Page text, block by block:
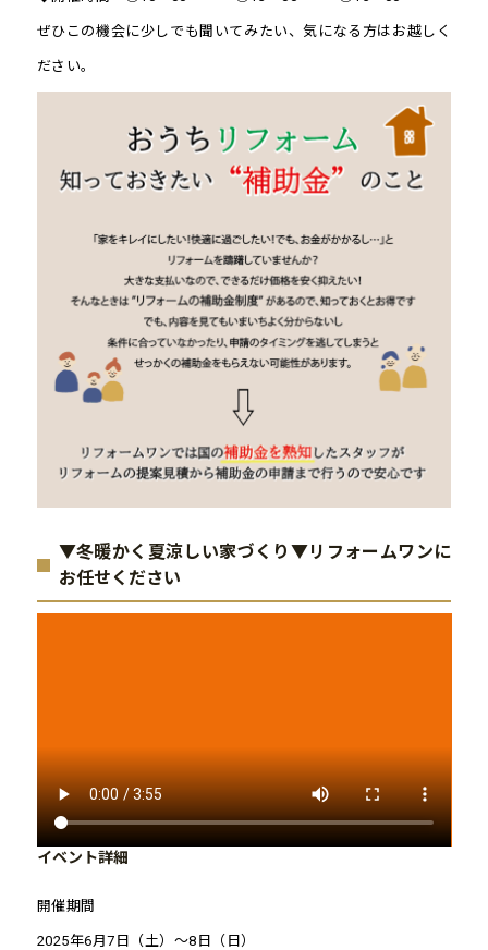
ぜひこの機会に少しでも聞いてみたい、気になる方はお越しく
ださい。
▼冬暖かく夏涼しい家づくり▼リフォームワンに
お任せください
イベント詳細
開催期間
2025年6月7日（土）～8日（日）